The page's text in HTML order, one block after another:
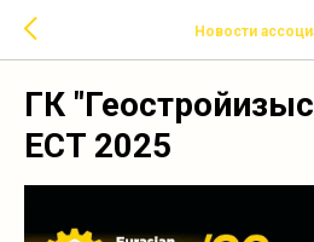
Новости
ГК
ECT 2025